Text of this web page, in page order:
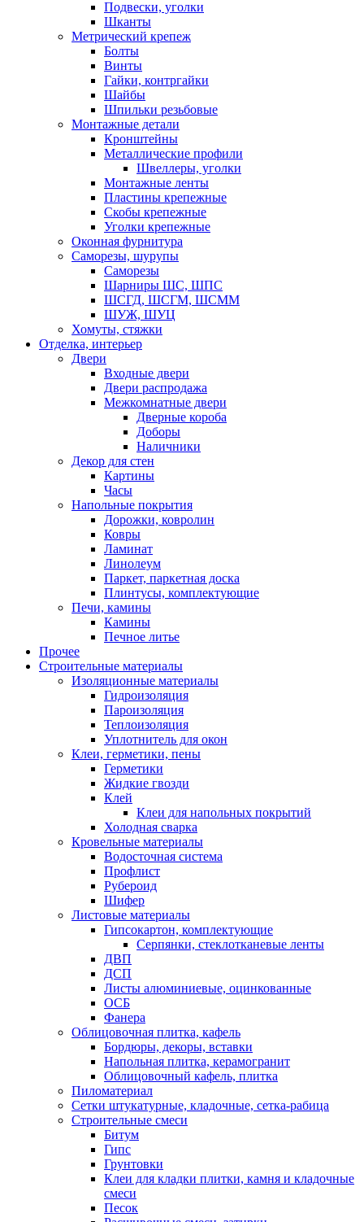
Подвески, уголки
Шканты
Метрический крепеж
Болты
Винты
Гайки, контргайки
Шайбы
Шпильки резьбовые
Монтажные детали
Кронштейны
Металлические профили
Швеллеры, уголки
Монтажные ленты
Пластины крепежные
Скобы крепежные
Уголки крепежные
Оконная фурнитура
Саморезы, шурупы
Саморезы
Шарниры ШС, ШПС
ШСГД, ШСГМ, ШСММ
ШУЖ, ШУЦ
Хомуты, стяжки
Отделка, интерьер
Двери
Входные двери
Двери распродажа
Межкомнатные двери
Дверные короба
Доборы
Наличники
Декор для стен
Картины
Часы
Напольные покрытия
Дорожки, ковролин
Ковры
Ламинат
Линолеум
Паркет, паркетная доска
Плинтусы, комплектующие
Печи, камины
Камины
Печное литье
Прочее
Строительные материалы
Изоляционные материалы
Гидроизоляция
Пароизоляция
Теплоизоляция
Уплотнитель для окон
Клеи, герметики, пены
Герметики
Жидкие гвозди
Клей
Клеи для напольных покрытий
Холодная сварка
Кровельные материалы
Водосточная система
Профлист
Рубероид
Шифер
Листовые материалы
Гипсокартон, комплектующие
Серпянки, стеклотканевые ленты
ДВП
ДСП
Листы алюминиевые, оцинкованные
ОСБ
Фанера
Облицовочная плитка, кафель
Бордюры, декоры, вставки
Напольная плитка, керамогранит
Облицовочный кафель, плитка
Пиломатериал
Сетки штукатурные, кладочные, сетка-рабица
Строительные смеси
Битум
Гипс
Грунтовки
Клеи для кладки плитки, камня и кладочные
смеси
Песок